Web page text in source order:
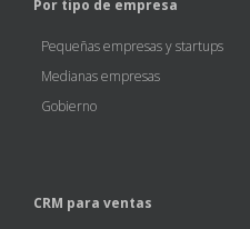
Por tipo de empresa
Pequeñas empresas y startups
Medianas empresas
Gobierno
CRM para ventas